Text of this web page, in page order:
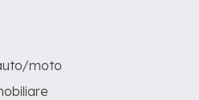
moto